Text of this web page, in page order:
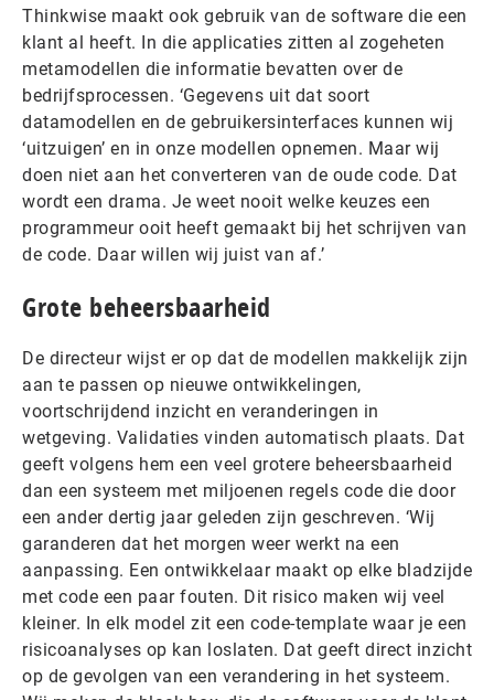
Thinkwise maakt ook gebruik van de software die een
klant al heeft. In die applicaties zitten al zogeheten
metamodellen die informatie bevatten over de
bedrijfsprocessen. ‘Gegevens uit dat soort
datamodellen en de gebruikersinterfaces kunnen wij
‘uitzuigen’ en in onze modellen opnemen. Maar wij
doen niet aan het converteren van de oude code. Dat
wordt een drama. Je weet nooit welke keuzes een
programmeur ooit heeft gemaakt bij het schrijven van
de code. Daar willen wij juist van af.’
Grote beheersbaarheid
De directeur wijst er op dat de modellen makkelijk zijn
aan te passen op nieuwe ontwikkelingen,
voortschrijdend inzicht en veranderingen in
wetgeving. Validaties vinden automatisch plaats. Dat
geeft volgens hem een veel grotere beheersbaarheid
dan een systeem met miljoenen regels code die door
een ander dertig jaar geleden zijn geschreven. ‘Wij
garanderen dat het morgen weer werkt na een
aanpassing. Een ontwikkelaar maakt op elke bladzijde
met code een paar fouten. Dit risico maken wij veel
kleiner. In elk model zit een code-template waar je een
risicoanalyses op kan loslaten. Dat geeft direct inzicht
op de gevolgen van een verandering in het systeem.